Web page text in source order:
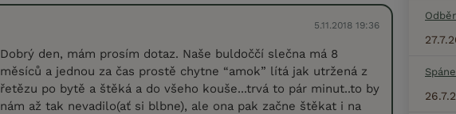
5.11.2018 19:36
Dobrý den, mám prosím dotaz. Naše buldoččí slečna má 8
měsíců a jednou za čas prostě chytne “amok” lítá jak utržená z
řetězu po bytě a štěká a do všeho kouše...trvá to pár minut..to by
nám až tak nevadilo(ať si blbne), ale ona pak začne štěkat i na